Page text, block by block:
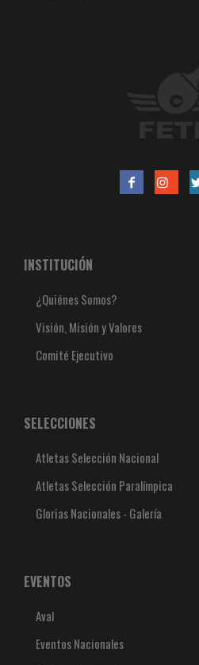
INSTITUCIÓN
¿Quiénes Somos?
Visión, Misión y Valores
Comité Ejecutivo
SELECCIONES
Atletas Selección Nacional
Atletas Selección Paralímpica
Glorias Nacionales - Galería
EVENTOS
Aval
Eventos Nacionales